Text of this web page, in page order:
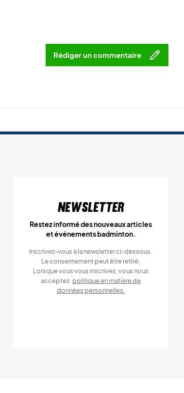
Rédiger un commentaire
Newsletter
Restez informé des nouveaux articles
et événements badminton.
Inscrivez-vous à la newsletter ci-dessous.
Le consentement peut être retiré.
Lorsque vous vous inscrivez, vous nous
acceptez. politique en matière de
données personnelles.